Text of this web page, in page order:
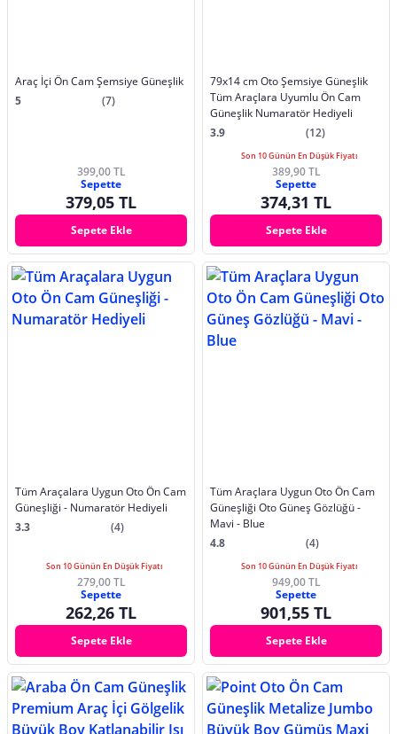
Araç İçi Ön Cam Şemsiye Güneşlik
5
(7)
399,00 TL
Sepette
379,05 TL
Sepete Ekle
79x14 cm Oto Şemsiye Güneşlik
Tüm Araçlara Uyumlu Ön Cam
Güneşlik Numaratör Hediyeli
3.9
(12)
Son 10 Günün En Düşük Fiyatı
389,90 TL
Sepette
374,31 TL
Sepete Ekle
Tüm Araçalara Uygun Oto Ön Cam
Güneşliği - Numaratör Hediyeli
3.3
(4)
Son 10 Günün En Düşük Fiyatı
279,00 TL
Sepette
262,26 TL
Sepete Ekle
Tüm Araçlara Uygun Oto Ön Cam
Güneşliği Oto Güneş Gözlüğü -
Mavi - Blue
4.8
(4)
Son 10 Günün En Düşük Fiyatı
949,00 TL
Sepette
901,55 TL
Sepete Ekle